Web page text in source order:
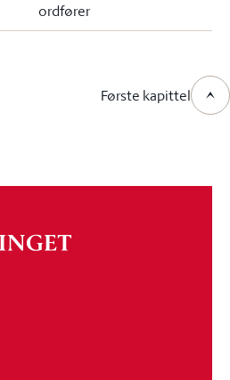
ordfører
Første kapittel